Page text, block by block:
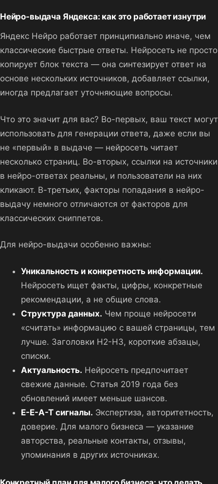
Нейро-выдача Яндекса: как это работает изнутри
Яндекс Нейро работает принципиально иначе, чем
классические быстрые ответы. Нейросеть не просто
копирует блок текста — она синтезирует ответ на
основе нескольких источников, добавляет ссылки,
иногда предлагает уточняющие вопросы.
Что это значит для вас? Во-первых, ваш текст могут
использовать для генерации ответа, даже если вы
не «первый» в выдаче — нейросеть читает
несколько страниц. Во-вторых, ссылки на источники
в нейро-ответах реальны, и пользователи на них
кликают. В-третьих, факторы попадания в нейро-
выдачу немного отличаются от факторов для
классических сниппетов.
Для нейро-выдачи особенно важны:
Уникальность и конкретность информации.
Нейросеть ищет факты, цифры, конкретные
рекомендации, а не общие слова.
Структура данных. Чем проще нейросети
«считать» информацию с вашей страницы, тем
лучше. Заголовки H2-H3, короткие абзацы,
списки.
Актуальность. Нейросеть предпочитает
свежие данные. Статья 2019 года без
обновлений имеет меньше шансов.
E-E-A-T сигналы. Экспертиза, авторитетность,
доверие. Для малого бизнеса — указание
авторства, реальные контакты, отзывы,
упоминания в других источниках.